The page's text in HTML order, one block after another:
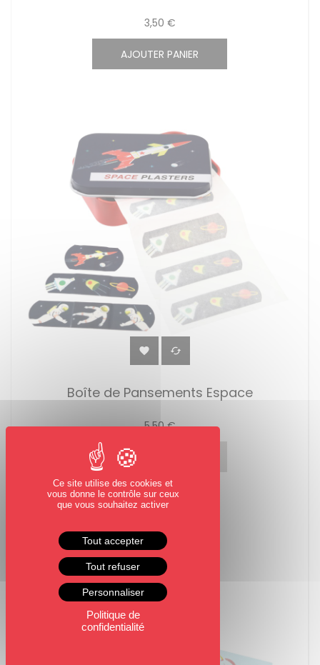
3,50 €
AJOUTER PANIER
 
Boîte de Pansements Espace
5,50 €
AJOUTER PANIER
Ce site utilise des cookies et
vous donne le contrôle sur ceux
que vous souhaitez activer
Tout accepter
Tout refuser
Personnaliser
Politique de
confidentialité